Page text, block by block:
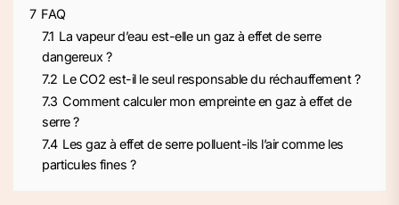
7 FAQ
7.1 La vapeur d’eau est-elle un gaz à effet de serre
dangereux ?
7.2 Le CO2 est-il le seul responsable du réchauffement ?
7.3 Comment calculer mon empreinte en gaz à effet de
serre ?
7.4 Les gaz à effet de serre polluent-ils l’air comme les
particules fines ?